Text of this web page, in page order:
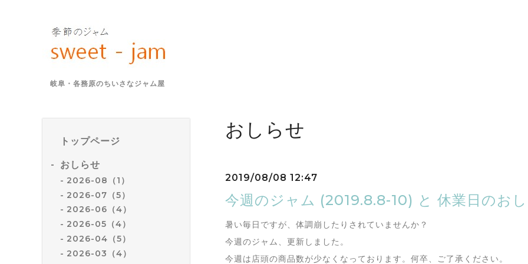
岐阜・各務原のちいさなジャム屋
トップページ
おしらせ
2026-08（1）
2026-07（5）
2026-06（4）
2026-05（4）
2026-04（5）
2026-03（4）
おしらせ
2019/08/08 12:47
今週のジャム (2019.8.8-10) と 休業日のお
暑い毎日ですが、体調崩したりされていませんか？
今週のジャム、更新しました。
今週は店頭の商品数が少なくなっております。何卒、ご了承ください。